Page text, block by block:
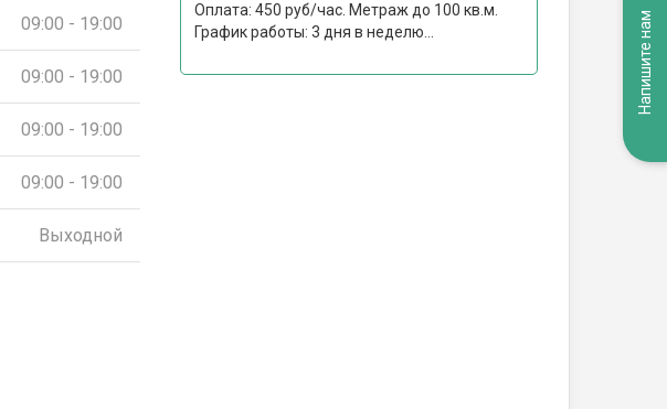
09:00 - 19:00
09:00 - 19:00
09:00 - 19:00
09:00 - 19:00
Выходной
Оплата: 450 руб/час. Метраж до 100 кв.м.
График работы: 3 дня в неделю...
Напишите нам